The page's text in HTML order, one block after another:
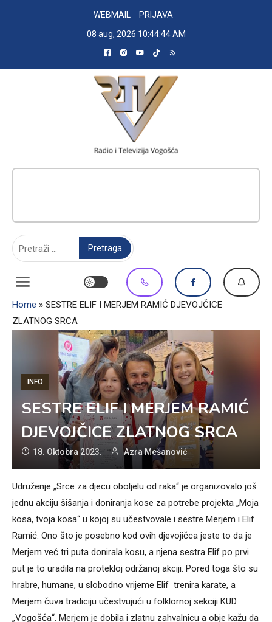
WEBMAIL
PRIJAVA
08 aug, 2026 10:44:45 AM
Home » SESTRE ELIF I MERJEM RAMIĆ DJEVOJČICE
ZLATNOG SRCA
INFO
SESTRE ELIF I MERJEM RAMIĆ
DJEVOJČICE ZLATNOG SRCA
18. Oktobra 2023. Azra Mešanović
Udruženje „Srce za djecu oboljelu od raka“ je organizovalo još
jednu akciju šišanja i doniranja kose za potrebe projekta „Moja
kosa, tvoja kosa“ u kojoj su učestvovale i sestre Merjem i Elif
Ramić. Ono što je posebno kod ovih djevojičca jeste to da je
Merjem već tri puta donirala kosu, a njena sestra Elif po prvi
put je to uradila na protekloj održanoj akciji. Pored toga što su
hrabre, humane, u slobodno vrijeme Elif trenira karate, a
Merjem čuva tradiciju učestvujući u folklornoj sekciji KUD
„Vogošća“. Merjem je dobila i zlatnu zahvalnicu a obje kažu da